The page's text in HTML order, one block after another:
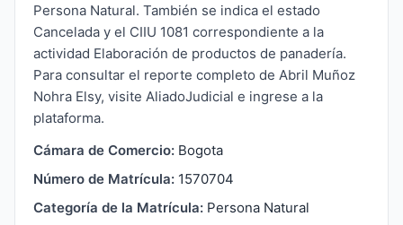
Persona Natural. También se indica el estado
Cancelada y el CIIU 1081 correspondiente a la
actividad Elaboración de productos de panadería.
Para consultar el reporte completo de Abril Muñoz
Nohra Elsy, visite AliadoJudicial e ingrese a la
plataforma.
Cámara de Comercio: Bogota
Número de Matrícula: 1570704
Categoría de la Matrícula: Persona Natural